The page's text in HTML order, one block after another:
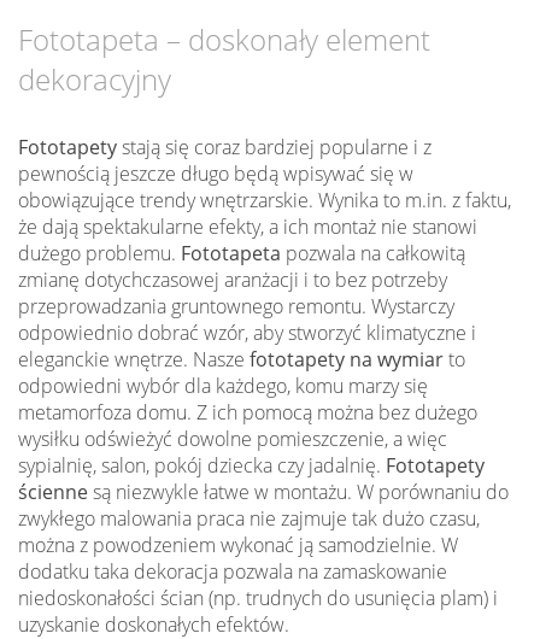
Fototapeta – doskonały element
dekoracyjny
Fototapetystają się coraz bardziej popularne i z
pewnością jeszcze długo będą wpisywać się w
obowiązujące trendy wnętrzarskie. Wynika to m.in. z faktu,
że dają spektakularne efekty, a ich montaż nie stanowi
dużego problemu. Fototapeta pozwala na całkowitą
zmianę dotychczasowej aranżacji i to bez potrzeby
przeprowadzania gruntownego remontu. Wystarczy
odpowiednio dobrać wzór, aby stworzyć klimatyczne i
eleganckie wnętrze. Nasze fototapety na wymiarto
odpowiedni wybór dla każdego, komu marzy się
metamorfoza domu. Z ich pomocą można bez dużego
wysiłku odświeżyć dowolne pomieszczenie, a więc
sypialnię, salon, pokój dziecka czy jadalnię. Fototapety
ściennesą niezwykle łatwe w montażu. W porównaniu do
zwykłego malowania praca nie zajmuje tak dużo czasu,
można z powodzeniem wykonać ją samodzielnie. W
dodatku taka dekoracja pozwala na zamaskowanie
niedoskonałości ścian (np. trudnych do usunięcia plam) i
uzyskanie doskonałych efektów.